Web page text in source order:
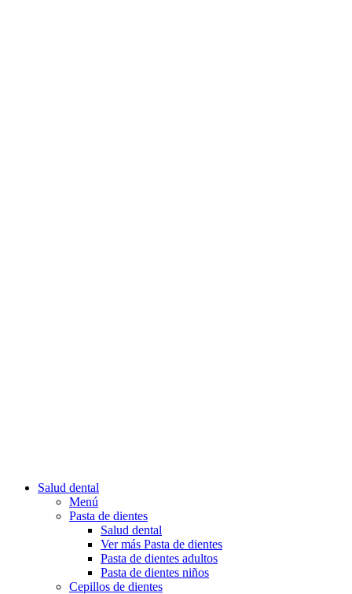
Salud dental
Menú
Pasta de dientes
Salud dental
Ver más Pasta de dientes
Pasta de dientes adultos
Pasta de dientes niños
Cepillos de dientes